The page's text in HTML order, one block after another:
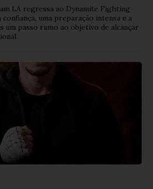
LA regressa ao Dynamite Fighting
uma preparação intensa e a
um passo rumo ao objetivo de alcançar